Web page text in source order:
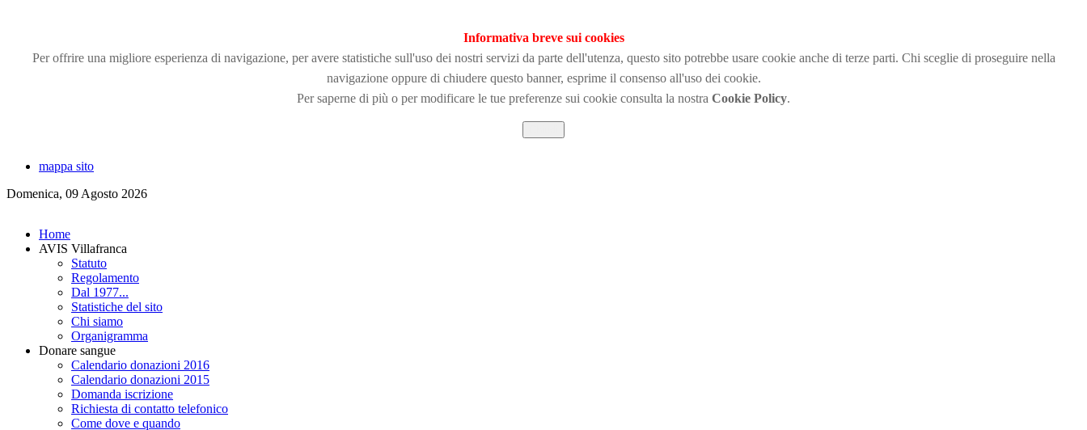
Informativa breve sui cookies
Per offrire una migliore esperienza di navigazione, per avere statistiche sull'uso dei nostri servizi da parte dell'utenza, questo sito potrebbe usare cookie anche di terze parti. Chi sceglie di proseguire nella
navigazione oppure di chiudere questo banner, esprime il consenso all'uso dei cookie.
Per saperne di più o per modificare le tue preferenze sui cookie consulta la nostra Cookie Policy.
mappa sito
Domenica, 09 Agosto 2026
Home
AVIS Villafranca
Statuto
Regolamento
Dal 1977...
Statistiche del sito
Chi siamo
Organigramma
Donare sangue
Calendario donazioni 2016
Calendario donazioni 2015
Domanda iscrizione
Richiesta di contatto telefonico
Come dove e quando